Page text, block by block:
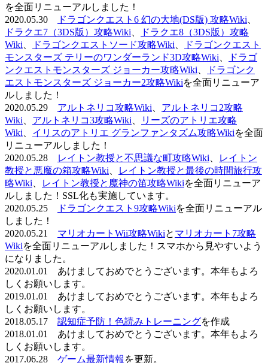
を全面リニューアルしました！
2020.05.30
ドラゴンクエスト6 幻の大地(DS版) 攻略Wiki
ドラクエ7（3DS版）攻略Wiki
ドラクエ8（3DS版）攻略
Wiki
ドラゴンクエストソード攻略Wiki
ドラゴンクエスト
モンスターズ テリーのワンダーランド3D攻略Wiki
ドラゴ
ンクエストモンスターズ ジョーカー攻略Wiki
ドラゴンク
エストモンスターズ ジョーカー2攻略Wikiを全面リニューア
ルしました！
2020.05.29 アルトネリコ攻略Wiki
アルトネリコ2攻略
Wiki
アルトネリコ3攻略Wiki
リーズのアトリエ攻略
Wiki
イリスのアトリエ グランファンタズム攻略Wikiを全面
リニューアルしました！
2020.05.28
レイトン教授と不思議な町攻略Wiki
レイトン
教授と悪魔の箱攻略Wiki
レイトン教授と最後の時間旅行攻
略Wiki
レイトン教授と魔神の笛攻略Wikiを全面リニューア
ルしました！SSL化も実施しています。
2020.05.25
ドラゴンクエスト9攻略Wikiを全面リニューアル
しました！
2020.05.21 マリオカートWii攻略Wikiと マリオカート7攻略
Wikiを全面リニューアルしました！スマホから見やすいよう
になりました。
2020.01.01 あけましておめでとうございます。本年もよろ
しくお願いします。
2019.01.01 あけましておめでとうございます。本年もよろ
しくお願いします。
2018.05.17 認知症予防！色読みトレーニングを作成
2018.01.01 あけましておめでとうございます。本年もよろ
しくお願いします。
2017.06.28 ゲーム最新情報 を更新。